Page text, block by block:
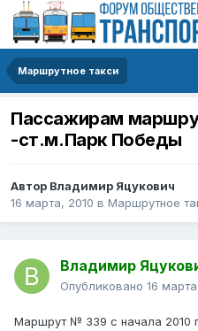
Маршрутное такси
Пассажирам
-ст.м.Парк Победы
Автор Владимир Яцукович
16 марта, 2010 в Маршрутное
Владимир
Опубликовано 16
Маршрут № 339 с начала 2010